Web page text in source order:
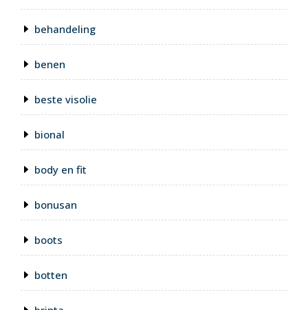
behandeling
benen
beste visolie
bional
body en fit
bonusan
boots
botten